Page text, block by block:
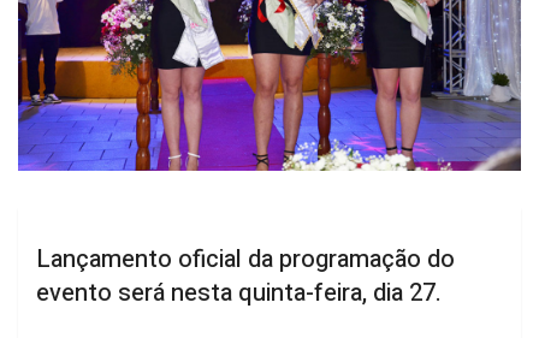
Lançamento oficial da programação do
evento será nesta quinta-feira, dia 27.